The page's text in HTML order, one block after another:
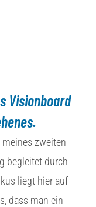
Visionboard
zweiten
begleitet durch
liegt hier auf
dass man ein